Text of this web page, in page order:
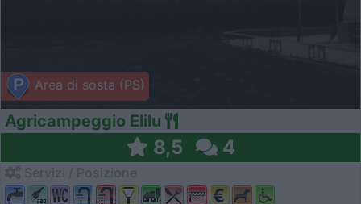
Area di sosta (PS)
Agricampeggio Elilu
8,5 4